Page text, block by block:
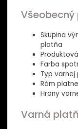
Všeobecný
Skupina
platňa
Farba
Typ varnej
Rám
Hrany
Varná